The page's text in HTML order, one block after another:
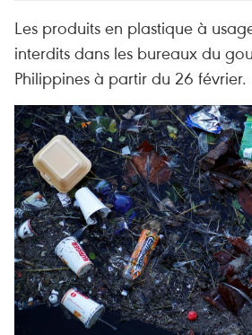
Les produits en plastique à
interdits dans les bureaux du
Philippines à partir du 26 février.